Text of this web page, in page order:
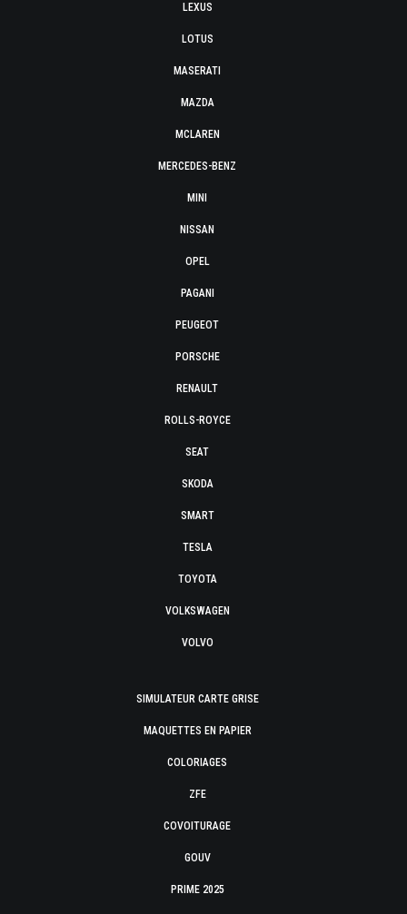
LEXUS
LOTUS
MASERATI
MAZDA
MCLAREN
MERCEDES-BENZ
MINI
NISSAN
OPEL
PAGANI
PEUGEOT
PORSCHE
RENAULT
ROLLS-ROYCE
SEAT
SKODA
SMART
TESLA
TOYOTA
VOLKSWAGEN
VOLVO
SIMULATEUR CARTE GRISE
MAQUETTES EN PAPIER
COLORIAGES
ZFE
COVOITURAGE
GOUV
PRIME 2025